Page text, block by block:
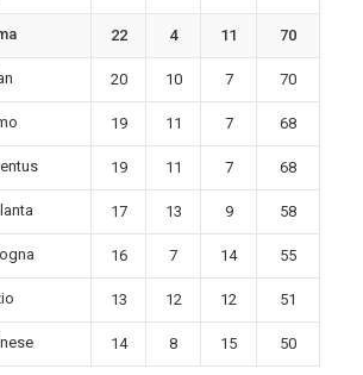
22 4 11 70
20 10 7 70
19 11 7 68
19 11 7 68
17 13 9 58
16 7 14 55
13 12 12 51
14 8 15 50